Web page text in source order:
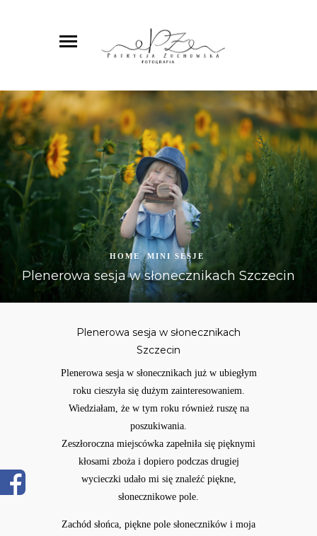
HOME MINI SESJE
Plenerowa sesja w słonecznikach Szczecin
Plenerowa sesja w słonecznikach
Szczecin
Plenerowa sesja w słonecznikach już w ubiegłym
roku cieszyła się dużym zainteresowaniem.
Wiedziałam, że w tym roku również ruszę na
poszukiwania.
Zeszłoroczna miejscówka zapełniła się pięknymi
kłosami zboża i dopiero podczas drugiej
wycieczki udało mi się znaleźć piękne,
słonecznikowe pole.
Zachód słońca, piękne pole słoneczników i moja